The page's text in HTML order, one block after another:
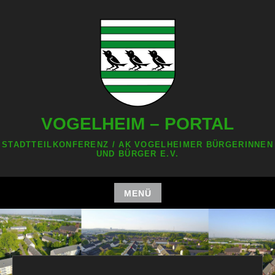
VOGELHEIM – PORTAL
STADTTEILKONFERENZ / AK VOGELHEIMER BÜRGERINNEN
UND BÜRGER E.V.
MENÜ
Zum
Inhalt
springen